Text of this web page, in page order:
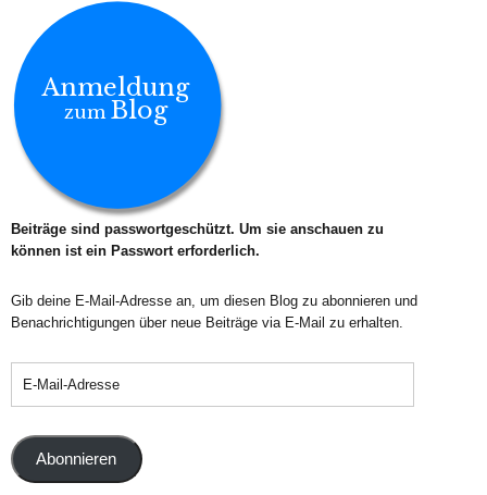
Anmeldung
zum Blog
Beiträge sind passwortgeschützt. Um sie anschauen zu
können ist ein Passwort erforderlich.
Gib deine E-Mail-Adresse an, um diesen Blog zu abonnieren und
Benachrichtigungen über neue Beiträge via E-Mail zu erhalten.
Abonnieren